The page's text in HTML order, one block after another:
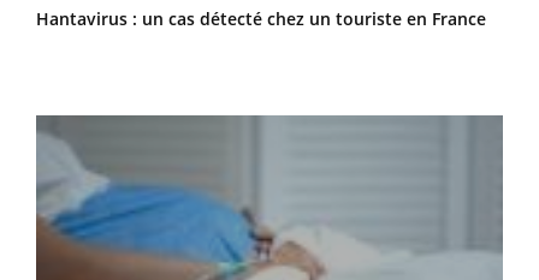
Hantavirus : un cas détecté chez un touriste en France